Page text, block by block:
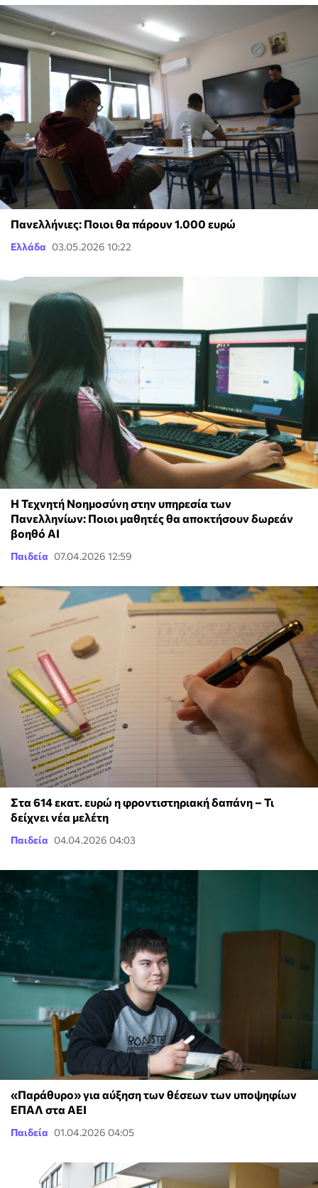
Πανελλήνιες: Ποιοι θα πάρουν 1.000 ευρώ
Ελλάδα 03.05.2026 10:22
Η Τεχνητή Νοημοσύνη στην υπηρεσία των
Πανελληνίων: Ποιοι μαθητές θα αποκτήσουν δωρεάν
βοηθό AI
Παιδεία 07.04.2026 12:59
Στα 614 εκατ. ευρώ η φροντιστηριακή δαπάνη – Τι
δείχνει νέα μελέτη
Παιδεία 04.04.2026 04:03
«Παράθυρο» για αύξηση των θέσεων των υποψηφίων
ΕΠΑΛ στα ΑΕΙ
Παιδεία 01.04.2026 04:05